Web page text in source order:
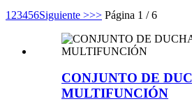
1 23456Siguiente >>> Página 1 / 6
CONJUNTO DE
MULTIFUNCIÓN